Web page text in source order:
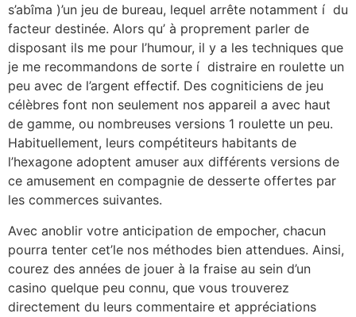
s’abîma )’un jeu de bureau, lequel arrête notamment í du
facteur destinée. Alors qu’ à proprement parler de
disposant ils me pour l’humour, il y a les techniques que
je me recommandons de sorte í distraire en roulette un
peu avec de l’argent effectif. Des cogniticiens de jeu
célèbres font non seulement nos appareil a avec haut
de gamme, ou nombreuses versions 1 roulette un peu.
Habituellement, leurs compétiteurs habitants de
l’hexagone adoptent amuser aux différents versions de
ce amusement en compagnie de desserte offertes par
les commerces suivantes.
Avec anoblir votre anticipation de empocher, chacun
pourra tenter cet’le nos méthodes bien attendues. Ainsi,
courez des années de jouer à la fraise au sein d’un
casino quelque peu connu, que vous trouverez
directement du leurs commentaire et appréciations